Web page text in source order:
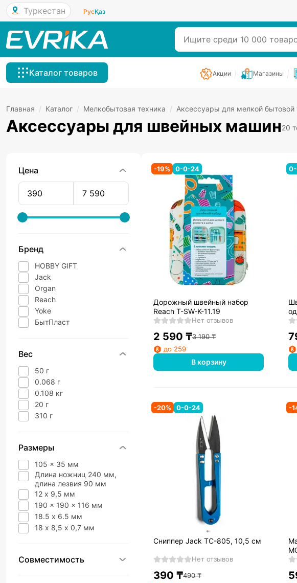
Туркестан РусҚаз
Каталог товаров Акции Магазины
Главная / Каталог / Мелкобытовая техника / Аксессуары для мелкой бытовой
Аксессуары для швейных машин20
Цена
Бренд
HOBBY GIFT
Jack
Organ
Reach
Yoke
БытПласт
Вес
50 г
0.068 г
0.108 кг
20 г
310 г
Размеры
105 x 35 мм
Длина ножниц 240 мм,
длина лезвия 90 мм
12 х 9,5 мм
190 x 190 x 116 мм
18.5 х 6.5 мм
18 х 8,5 х 0,7 мм
Совместимость
-19% 0-0-24
Дорожный швейный набор
Reach T-SW-K-11.19
Нет отзывов
2 590 ₸3 190₸
до 259
В корзину
-20% 0-0-24
Сниппер Jack TC-805, 10,5 см
Нет отзывов
390 ₸490₸
-